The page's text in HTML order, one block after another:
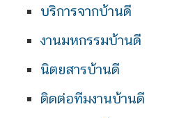
บริการจากบ้านดี
งานมหกรรมบ้านดี
นิตยสารบ้านดี
ติดต่อทีมงานบ้านดี